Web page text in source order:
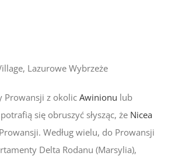
Lazurowe Wybrzeże
Prowansji z okolic Awinionu lub
się obruszyć słysząc, że Nicea
Według wielu, do Prowansji
Delta Rodanu (Marsylia),